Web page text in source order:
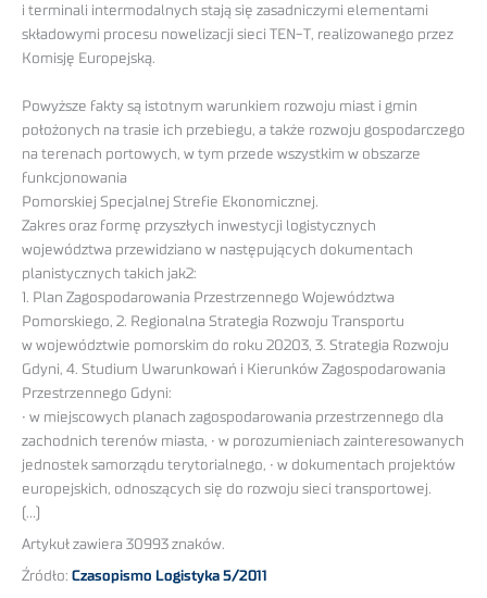
i terminali intermodalnych stają się zasadniczymi elementami
składowymi procesu nowelizacji sieci TEN-T, realizowanego przez
Komisję Europejską.
Powyższe fakty są istotnym warunkiem rozwoju miast i gmin
położonych na trasie ich przebiegu, a także rozwoju gospodarczego
na terenach portowych, w tym przede wszystkim w obszarze
funkcjonowania
Pomorskiej Specjalnej Strefie Ekonomicznej.
Zakres oraz formę przyszłych inwestycji logistycznych
województwa przewidziano w następujących dokumentach
planistycznych takich jak2:
1. Plan Zagospodarowania Przestrzennego Województwa
Pomorskiego, 2. Regionalna Strategia Rozwoju Transportu
w województwie pomorskim do roku 20203, 3. Strategia Rozwoju
Gdyni, 4. Studium Uwarunkowań i Kierunków Zagospodarowania
Przestrzennego Gdyni:
• w miejscowych planach zagospodarowania przestrzennego dla
zachodnich terenów miasta, • w porozumieniach zainteresowanych
jednostek samorządu terytorialnego, • w dokumentach projektów
europejskich, odnoszących się do rozwoju sieci transportowej.
(…)
Artykuł zawiera 30993 znaków.
Źródło: Czasopismo Logistyka 5/2011